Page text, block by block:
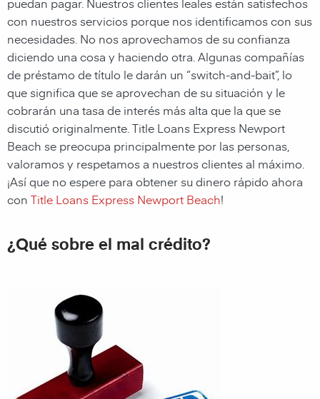
con nuestros servicios porque nos identificamos con sus
necesidades. No nos aprovechamos de su confianza
diciendo una cosa y haciendo otra. Algunas compañías
de préstamo de título le darán un “switch-and-bait”, lo
que significa que se aprovechan de su situación y le
cobrarán una tasa de interés más alta que la que se
discutió originalmente. Title Loans Express Newport
Beach se preocupa principalmente por las personas,
valoramos y respetamos a nuestros clientes al máximo.
¡Así que no espere para obtener su dinero rápido ahora
con Title Loans Express Newport Beach!
¿Qué sobre el mal crédito?